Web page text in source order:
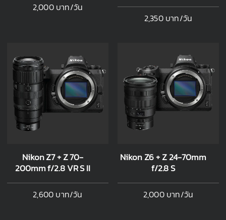
2,000 บาท/วัน
2,350 บาท/วัน
Nikon Z7 + Z 70-
200mm f/2.8 VR S II
2,600 บาท/วัน
Nikon Z6 + Z 24-70mm
f/2.8 S
2,000 บาท/วัน